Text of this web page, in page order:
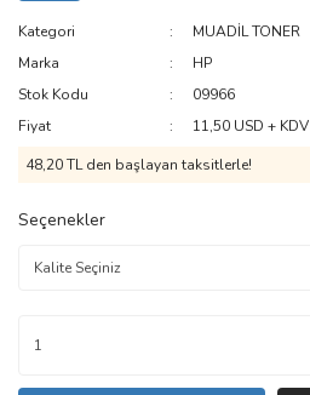
Kategori
MUADİL TONER
Marka
HP
Stok Kodu
09966
Fiyat
11,50 USD + KDV
48,20 TL den başlayan taksitlerle!
Seçenekler